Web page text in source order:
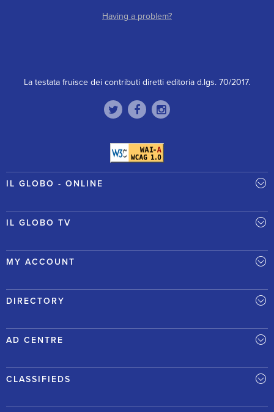
Having a problem?
La testata fruisce dei contributi diretti editoria d.lgs. 70/2017.
IL GLOBO - ONLINE
IL GLOBO TV
MY ACCOUNT
DIRECTORY
AD CENTRE
CLASSIFIEDS